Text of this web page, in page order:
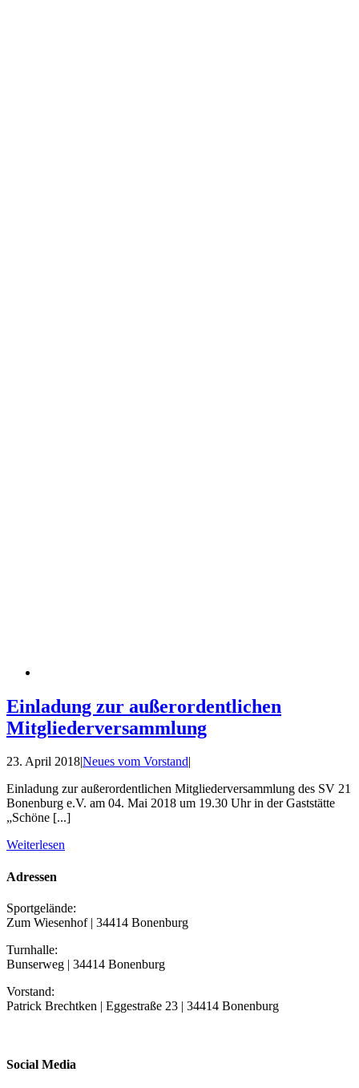
Einladung zur außerordentlichen
Mitgliederversammlung
23. April 2018|Neues vom Vorstand|
Einladung zur außerordentlichen Mitgliederversammlung des SV 21
Bonenburg e.V. am 04. Mai 2018 um 19.30 Uhr in der Gaststätte
„Schöne [...]
Weiterlesen
Adressen
Sportgelände:
Zum Wiesenhof | 34414 Bonenburg
Turnhalle:
Bunserweg | 34414 Bonenburg
Vorstand:
Patrick Brechtken | Eggestraße 23 | 34414 Bonenburg
Social Media